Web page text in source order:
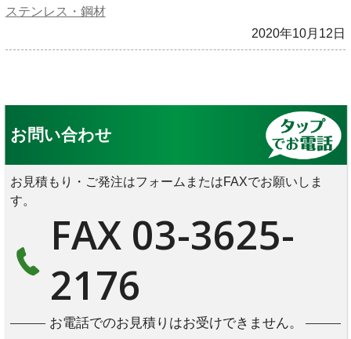
ステンレス・鋼材
2020年10月12日
お問い合わせ
お見積もり・ご発注はフォームまたはFAXでお願いしま
す。
FAX 03-3625-
2176
お電話でのお見積りはお受けできません。